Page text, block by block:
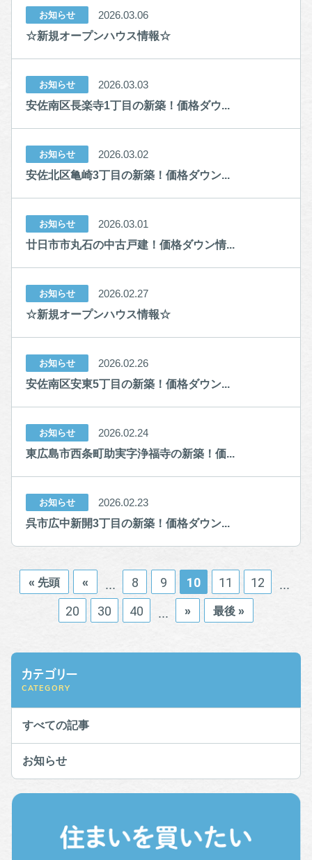
お知らせ
2026.03.06
☆新規オープンハウス情報☆
お知らせ
2026.03.03
安佐南区長楽寺1丁目の新築！価格ダウ...
お知らせ
2026.03.02
安佐北区亀崎3丁目の新築！価格ダウン...
お知らせ
2026.03.01
廿日市市丸石の中古戸建！価格ダウン情...
お知らせ
2026.02.27
☆新規オープンハウス情報☆
お知らせ
2026.02.26
安佐南区安東5丁目の新築！価格ダウン...
お知らせ
2026.02.24
東広島市西条町助実字浄福寺の新築！価...
お知らせ
2026.02.23
呉市広中新開3丁目の新築！価格ダウン...
« 先頭 « ... 8 9 10 11 12 ...
20 30 40 ... » 最後 »
カテゴリー
CATEGORY
すべての記事
お知らせ